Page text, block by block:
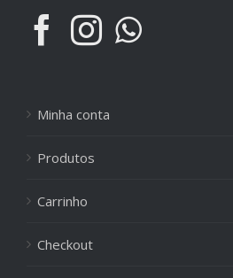
Minha conta
Produtos
Carrinho
Checkout